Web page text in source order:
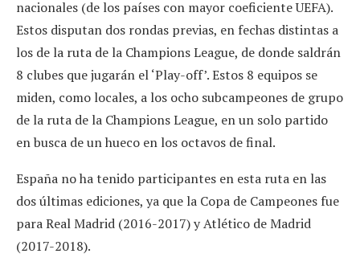
nacionales (de los países con mayor coeficiente UEFA).
Estos disputan dos rondas previas, en fechas distintas a
los de la ruta de la Champions League, de donde saldrán
8 clubes que jugarán el ‘Play-off’. Estos 8 equipos se
miden, como locales, a los ocho subcampeones de grupo
de la ruta de la Champions League, en un solo partido
en busca de un hueco en los octavos de final.
España no ha tenido participantes en esta ruta en las
dos últimas ediciones, ya que la Copa de Campeones fue
para Real Madrid (2016-2017) y Atlético de Madrid
(2017-2018).